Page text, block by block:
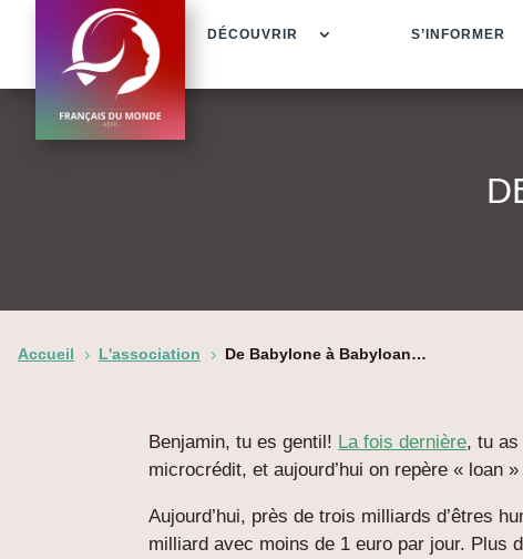
DÉCOUVRIR S’INFORMER
Accueil 5 L'association 5 De Babylone à Babyloan…
Benjamin, tu es gentil! La fois dernière, tu as
microcrédit, et aujourd’hui on repère « loan
Aujourd’hui, près de trois milliards d’êtres
milliard avec moins de 1 euro par jour. Plus